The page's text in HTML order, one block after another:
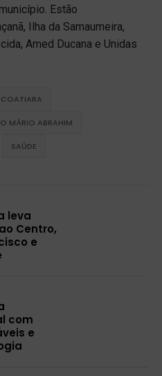
Estão
Ilha da Samaumeira,
Amed Ducana e Unidas
MÁRIO ABRAHIM
SAÚDE
leva
Centro,
e
com
e